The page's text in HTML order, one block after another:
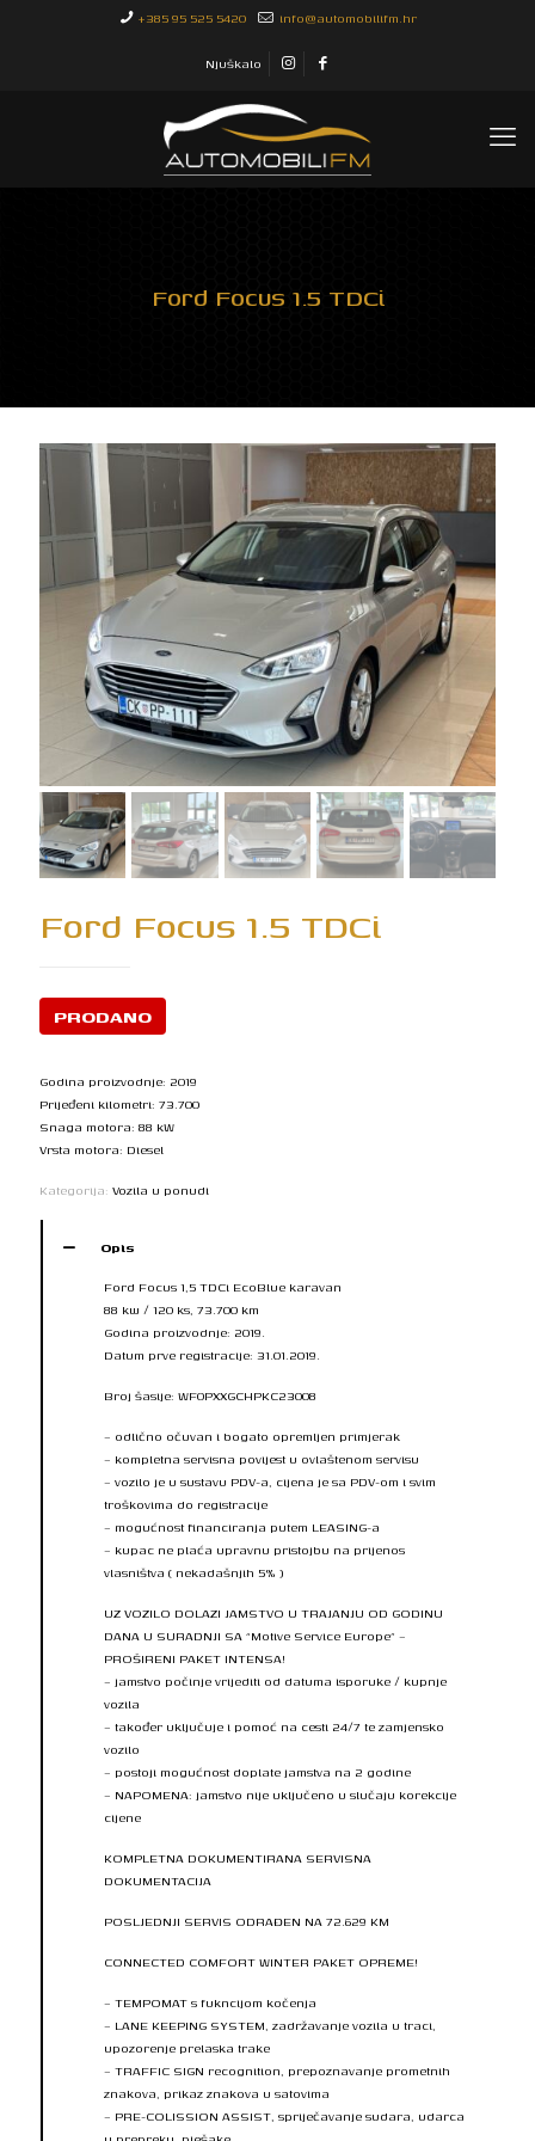
+385 95 525 5420 info@automobilifm.hr
Njuškalo
Ford Focus 1.5 TDCi
Ford Focus 1.5 TDCi
PRODANO
Godina proizvodnje: 2019
Prijeđeni kilometri: 73.700
Snaga motora: 88 kW
Vrsta motora: Diesel
Kategorija: Vozila u ponudi
Opis
Ford Focus 1,5 TDCi EcoBlue karavan
88 kw / 120 ks, 73.700 km
Godina proizvodnje: 2019.
Datum prve registracije: 31.01.2019.
Broj šasije: WF0PXXGCHPKC23008
– odlično očuvan i bogato opremljen primjerak
– kompletna servisna povijest u ovlaštenom servisu
– vozilo je u sustavu PDV-a, cijena je sa PDV-om i svim
troškovima do registracije
– mogućnost financiranja putem LEASING-a
– kupac ne plaća upravnu pristojbu na prijenos
vlasništva ( nekadašnjih 5% )
UZ VOZILO DOLAZI JAMSTVO U TRAJANJU OD GODINU
DANA U SURADNJI SA “Motive Service Europe” –
PROŠIRENI PAKET INTENSA!
– jamstvo počinje vrijediti od datuma isporuke / kupnje
vozila
– također uključuje i pomoć na cesti 24/7 te zamjensko
vozilo
– postoji mogućnost doplate jamstva na 2 godine
– NAPOMENA: jamstvo nije uključeno u slučaju korekcije
cijene
KOMPLETNA DOKUMENTIRANA SERVISNA
DOKUMENTACIJA
POSLJEDNJI SERVIS ODRAĐEN NA 72.629 KM
CONNECTED COMFORT WINTER PAKET OPREME!
– TEMPOMAT s fukncijom kočenja
– LANE KEEPING SYSTEM, zadržavanje vozila u traci,
upozorenje prelaska trake
– TRAFFIC SIGN recognition, prepoznavanje prometnih
znakova, prikaz znakova u satovima
– PRE-COLISSION ASSIST, spriječavanje sudara, udarca